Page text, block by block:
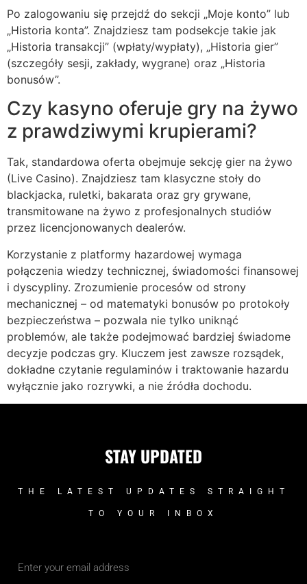
Po zalogowaniu się przejdź do sekcji „Moje konto” lub
„Historia konta”. Znajdziesz tam podsekcje takie jak
„Historia transakcji” (wpłaty/wypłaty), „Historia gier”
(szczegóły sesji, zakłady, wygrane) oraz „Historia
bonusów”.
Czy kasyno oferuje gry na żywo
z prawdziwymi krupierami?
Tak, standardowa oferta obejmuje sekcję gier na żywo
(Live Casino). Znajdziesz tam klasyczne stoły do
blackjacka, ruletki, bakarata oraz gry grywane,
transmitowane na żywo z profesjonalnych studiów
przez licencjonowanych dealerów.
Korzystanie z platformy hazardowej wymaga
połączenia wiedzy technicznej, świadomości finansowej
i dyscypliny. Zrozumienie procesów od strony
mechanicznej – od matematyki bonusów po protokoły
bezpieczeństwa – pozwala nie tylko uniknąć
problemów, ale także podejmować bardziej świadome
decyzje podczas gry. Kluczem jest zawsze rozsądek,
dokładne czytanie regulaminów i traktowanie hazardu
wyłącznie jako rozrywki, a nie źródła dochodu.
STAY UPDATED
THE LATEST UPDATES STRAIGHT
TO YOUR INBOX